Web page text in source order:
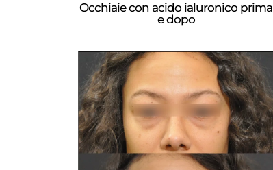
Occhiaie con acido ialuronico prima
e dopo